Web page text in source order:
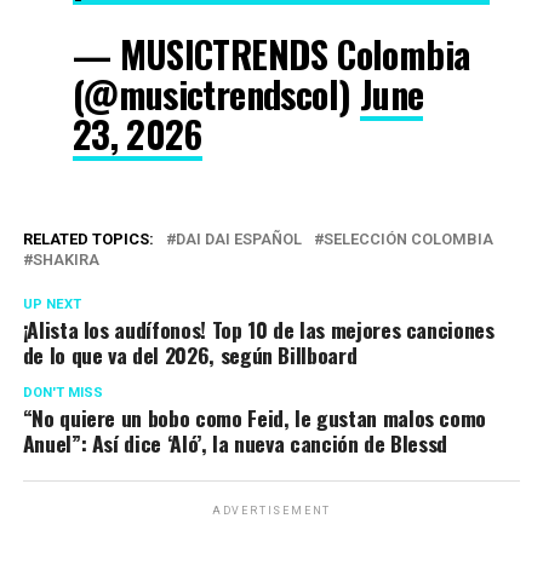
— MUSICTRENDS Colombia
(@musictrendscol) June
23, 2026
RELATED TOPICS: DAI DAI ESPAÑOL
SELECCIÓN COLOMBIA
SHAKIRA
UP NEXT
¡Alista los audífonos! Top 10 de las mejores canciones
de lo que va del 2026, según Billboard
DON'T MISS
“No quiere un bobo como Feid, le gustan malos como
Anuel”: Así dice ‘Aló’, la nueva canción de Blessd
ADVERTISEMENT